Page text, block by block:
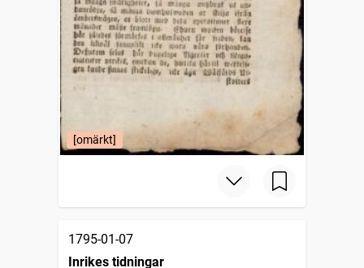
[omärkt]
1795-01-07
Inrikes tidningar